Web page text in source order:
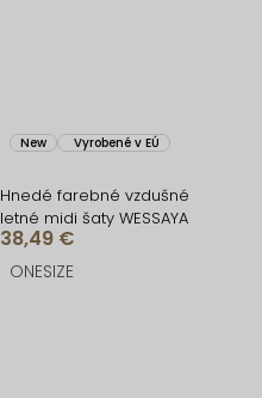
New Vyrobené v EÚ
Hnedé farebné vzdušné
letné midi šaty WESSAYA
38,49 €
ONESIZE